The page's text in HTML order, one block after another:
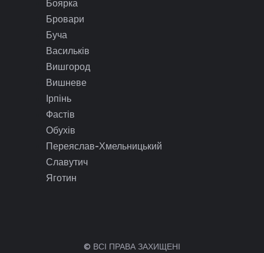
Боярка
Бровари
Буча
Васильків
Вишгород
Вишневе
Ірпінь
Фастів
Обухів
Переяслав-Хмельницький
Славутич
Яготин
© ВСІ ПРАВА ЗАХИЩЕНІ